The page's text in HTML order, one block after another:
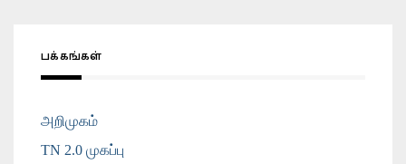
பக்கங்கள்
அறிமுகம்
TN 2.0 முகப்பு